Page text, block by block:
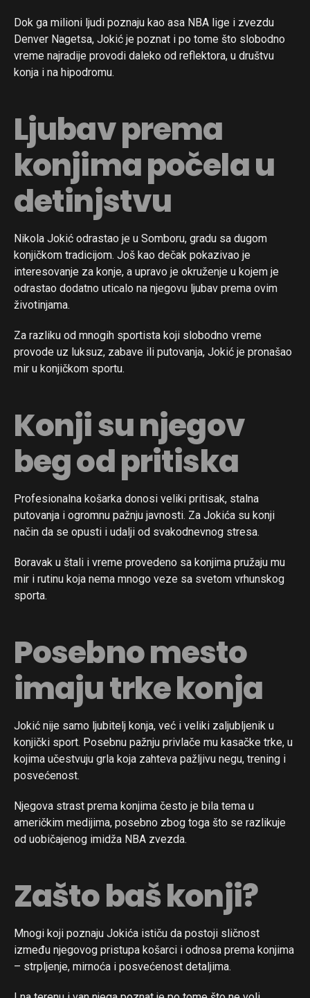
Dok ga milioni ljudi poznaju kao asa NBA lige i zvezdu
Denver Nagetsa, Jokić je poznat i po tome što slobodno
vreme najradije provodi daleko od reflektora, u društvu
konja i na hipodromu.
Ljubav prema
konjima počela u
detinjstvu
Nikola Jokić odrastao je u Somboru, gradu sa dugom
konjičkom tradicijom. Još kao dečak pokazivao je
interesovanje za konje, a upravo je okruženje u kojem je
odrastao dodatno uticalo na njegovu ljubav prema ovim
životinjama.
Za razliku od mnogih sportista koji slobodno vreme
provode uz luksuz, zabave ili putovanja, Jokić je pronašao
mir u konjičkom sportu.
Konji su njegov
beg od pritiska
Profesionalna košarka donosi veliki pritisak, stalna
putovanja i ogromnu pažnju javnosti. Za Jokića su konji
način da se opusti i udalji od svakodnevnog stresa.
Boravak u štali i vreme provedeno sa konjima pružaju mu
mir i rutinu koja nema mnogo veze sa svetom vrhunskog
sporta.
Posebno mesto
imaju trke konja
Jokić nije samo ljubitelj konja, već i veliki zaljubljenik u
konjički sport. Posebnu pažnju privlače mu kasačke trke, u
kojima učestvuju grla koja zahteva pažljivu negu, trening i
posvećenost.
Njegova strast prema konjima često je bila tema u
američkim medijima, posebno zbog toga što se razlikuje
od uobičajenog imidža NBA zvezda.
Zašto baš konji?
Mnogi koji poznaju Jokića ističu da postoji sličnost
između njegovog pristupa košarci i odnosa prema konjima
– strpljenje, mirnoća i posvećenost detaljima.